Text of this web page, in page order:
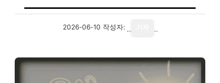
2026-06-10 작성자: